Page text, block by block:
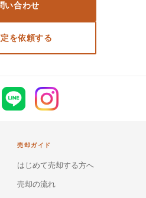
い合わせ
を依頼する
売却ガイド
はじめて売却する方へ
売却の流れ